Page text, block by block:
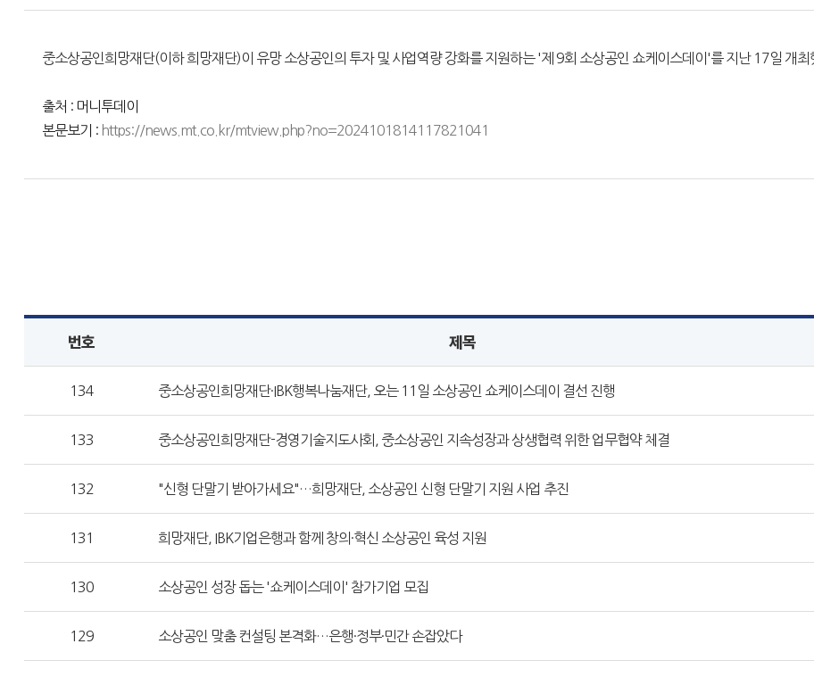
중소상공인희망재단(이하 희망재단)이 유망 소상공인의 투자 및 사업역량 강화를 지원하는 '제 9회 소상공인 쇼케이스데이'를 지난 17일 개최
출처 : 머니투데이
본문보기 : https://news.mt.co.kr/mtview.php?no=2024101814117821041
번호 제목
134 중소상공인희망재단·IBK행복나눔재단, 오는 11일 소상공인 쇼케이스데이 결선 진행
133 중소상공인희망재단-경영기술지도사회, 중소상공인 지속성장과 상생협력 위한 업무협약 체결
132 "신형 단말기 받아가세요"…희망재단, 소상공인 신형 단말기 지원 사업 추진
131 희망재단, IBK기업은행과 함께 창의·혁신 소상공인 육성 지원
130 소상공인 성장 돕는 '쇼케이스데이' 참가기업 모집
129 소상공인 맞춤 컨설팅 본격화…은행·정부·민간 손잡았다